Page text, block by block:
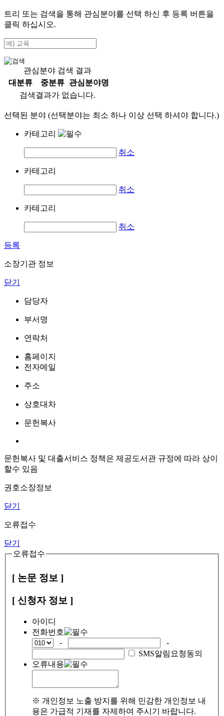
트리 또는 검색을 통해 관심분야를 선택 하신 후 등록 버튼을
클릭 하십시오.
관심분야 검색 결과
대분류
중분류
관심분야명
검색결과가 없습니다.
선택된 분야 (선택분야는 최소 하나 이상 선택 하셔야 합니다.)
카테고리
취소
카테고리
취소
카테고리
취소
등록
소장기관 정보
닫기
담당자
부서명
연락처
홈페이지
전자메일
주소
상호대차
문헌복사
문헌복사 및 대출서비스 정책은 제공도서관 규정에 따라 상이
할수 있음
권호소장정보
닫기
오류접수
닫기
오류접수
[ 논문 정보 ]
[ 신청자 정보 ]
아이디
전화번호
-
-
SMS알림요청동의
오류내용
※ 개인정보 노출 방지를 위해 민감한 개인정보 내
용은 가급적 기재를 자제하여 주시기 바랍니다.